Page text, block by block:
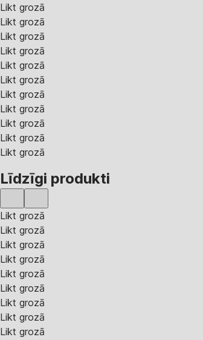
Likt grozā
Likt grozā
Likt grozā
Likt grozā
Likt grozā
Likt grozā
Likt grozā
Likt grozā
Likt grozā
Likt grozā
Likt grozā
Līdzīgi produkti
Likt grozā
Likt grozā
Likt grozā
Likt grozā
Likt grozā
Likt grozā
Likt grozā
Likt grozā
Likt grozā